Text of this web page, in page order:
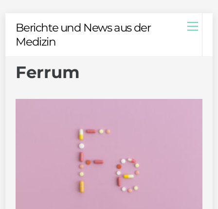
Berichte und News aus der
Medizin
Ferrum